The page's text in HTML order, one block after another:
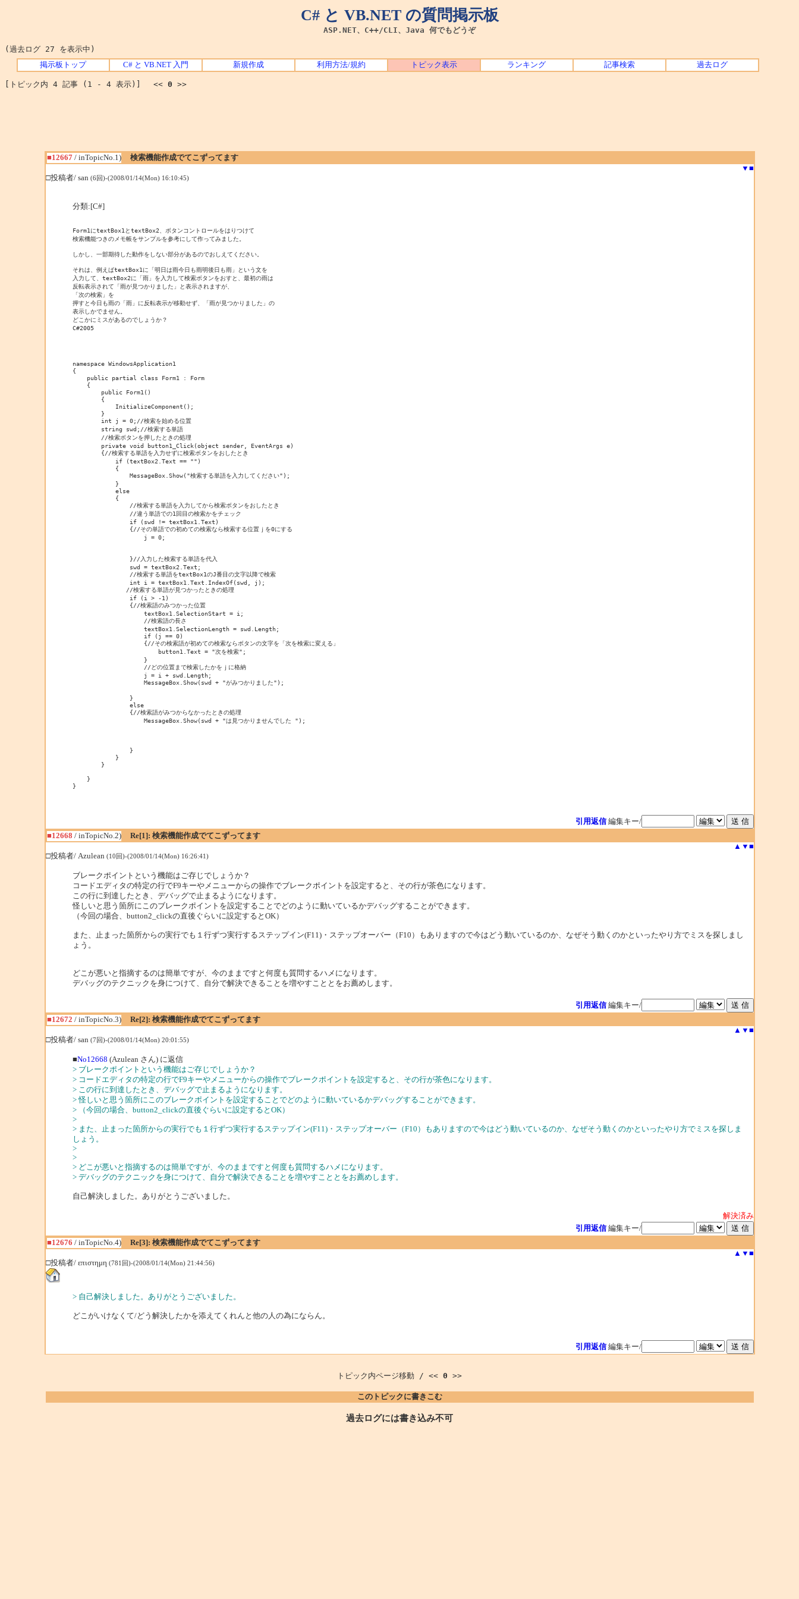
C# と VB.NET の質問掲示板
ASP.NET、C++/CLI、Java 何でもどうぞ
(過去ログ 27 を表示中)
掲示板トップ C# と VB.NET 入門 新規作成 利用方法/規約 トピック表示 ランキング 記事検索 過去ログ
[トピック内 4 記事 (1 - 4 表示)] << 0 >>
■12667/ inTopicNo.1)
検索機能作成でてこずってます
▼ ■
□投稿者/ san (6回)-(2008/01/14(Mon) 16:10:45)
分類:[C#]
Form1にtextBox1とtextBox2、ボタンコントロールをはりつけて
検索機能つきのメモ帳をサンプルを参考にして作ってみました。
しかし、一部期待した動作をしない部分があるのでおしえてください。
それは、例えばtextBox1に「明日は雨今日も雨明後日も雨」という文を
入力して、textBox2に「雨」を入力して検索ボタンをおすと、最初の雨は
反転表示されて「雨が見つかりました」と表示されますが、
「次の検索」を
押すと今日も雨の「雨」に反転表示が移動せず、「雨が見つかりました」の
表示しかでません。
どこかにミスがあるのでしょうか？
C#2005
namespace WindowsApplication1
{
    public partial class Form1 : Form
    {
        public Form1()
        {
            InitializeComponent();
        }
        int j = 0;//検索を始める位置
        string swd;//検索する単語
        //検索ボタンを押したときの処理
        private void button1_Click(object sender, EventArgs e)
        {//検索する単語を入力せずに検索ボタンをおしたとき
            if (textBox2.Text == "")
            {
                MessageBox.Show("検索する単語を入力してください");
            }
            else
            {
                //検索する単語を入力してから検索ボタンをおしたとき
                //違う単語での1回目の検索かをチェック
                if (swd != textBox1.Text)
                {//その単語での初めての検索なら検索する位置ｊを0にする
                    j = 0;
                }//入力した検索する単語を代入
                swd = textBox2.Text;
                //検索する単語をtextBox1のJ番目の文字以降で検索
                int i = textBox1.Text.IndexOf(swd, j);
               //検索する単語が見つかったときの処理
                if (i > -1)
                {//検索語のみつかった位置
                    textBox1.SelectionStart = i;
                    //検索語の長さ
                    textBox1.SelectionLength = swd.Length;
                    if (j == 0)
                    {//その検索語が初めての検索ならボタンの文字を「次を検索に変える」
                        button1.Text = "次を検索";
                    }
                    //どの位置まで検索したかをｊに格納
                    j = i + swd.Length;
                    MessageBox.Show(swd + "がみつかりました");
                }
                else
                {//検索語がみつからなかったときの処理
                    MessageBox.Show(swd + "は見つかりませんでした ");
                }
            }
        }
    }
}
引用返信 編集キー/
■12668 / inTopicNo.2)
Re[1]: 検索機能作成でてこずってます
▲ ▼ ■
□投稿者/ Azulean (10回)-(2008/01/14(Mon) 16:26:41)
ブレークポイントという機能はご存じでしょうか？
コードエディタの特定の行でF9キーやメニューからの操作でブレークポイントを設定すると、その行が茶色になります。
この行に到達したとき、デバッグで止まるようになります。
怪しいと思う箇所にこのブレークポイントを設定することでどのように動いているかデバッグすることができます。
（今回の場合、button2_clickの直後ぐらいに設定するとOK）
また、止まった箇所からの実行でも１行ずつ実行するステップイン(F11)・ステップオーバー（F10）もありますので今はどう動いているのか、なぜそう動くのかといったやり方でミスを探しまし
ょう。
どこが悪いと指摘するのは簡単ですが、今のままですと何度も質問するハメになります。
デバッグのテクニックを身につけて、自分で解決できることを増やすこととをお薦めします。
引用返信 編集キー/
■12672 / inTopicNo.3)
Re[2]: 検索機能作成でてこずってます
▲ ▼ ■
□投稿者/ san (7回)-(2008/01/14(Mon) 20:01:55)
■No12668 (Azulean さん) に返信
> ブレークポイントという機能はご存じでしょうか？
> コードエディタの特定の行でF9キーやメニューからの操作でブレークポイントを設定すると、その行が茶色になります。
> この行に到達したとき、デバッグで止まるようになります。
> 怪しいと思う箇所にこのブレークポイントを設定することでどのように動いているかデバッグすることができます。
> （今回の場合、button2_clickの直後ぐらいに設定するとOK）
>
> また、止まった箇所からの実行でも１行ずつ実行するステップイン(F11)・ステップオーバー（F10）もありますので今はどう動いているのか、なぜそう動くのかといったやり方でミスを探しま
しょう。
>
>
> どこが悪いと指摘するのは簡単ですが、今のままですと何度も質問するハメになります。
> デバッグのテクニックを身につけて、自分で解決できることを増やすこととをお薦めします。
自己解決しました。ありがとうございました。
解決済み
引用返信 編集キー/
■12676 / inTopicNo.4)
Re[3]: 検索機能作成でてこずってます
▲ ▼ ■
□投稿者/ επιστημη (781回)-(2008/01/14(Mon) 21:44:56)
> 自己解決しました。ありがとうございました。
どこがいけなくて/どう解決したかを添えてくれんと他の人の為にならん。
引用返信 編集キー/
トピック内ページ移動 / << 0 >>
このトピックに書きこむ
過去ログには書き込み不可